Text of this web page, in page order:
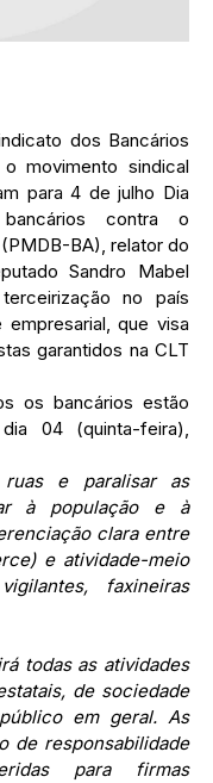
dos Bancários
movimento sindical
para 4 de julho Dia
contra o
BA), relator do
Sandro Mabel
no país
que visa
garantidos na CLT
os bancários estão
04 (quinta-feira),
e paralisar as
à população e à
clara entre
e atividade-meio
faxineiras
todas as atividades
de sociedade
em geral. As
de responsabilidade
para firmas